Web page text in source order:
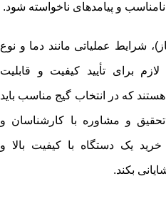
و پیامدهای ناخواسته شود.
شرایط عملیاتی مانند دما و نوع
برای تأیید کیفیت و قابلیت
که در انتخاب گیج مناسب باید
و مشاوره با کارشناسان و
خرید یک دستگاه با کیفیت بالا و
بکند.